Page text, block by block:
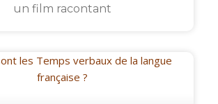
un film racontant